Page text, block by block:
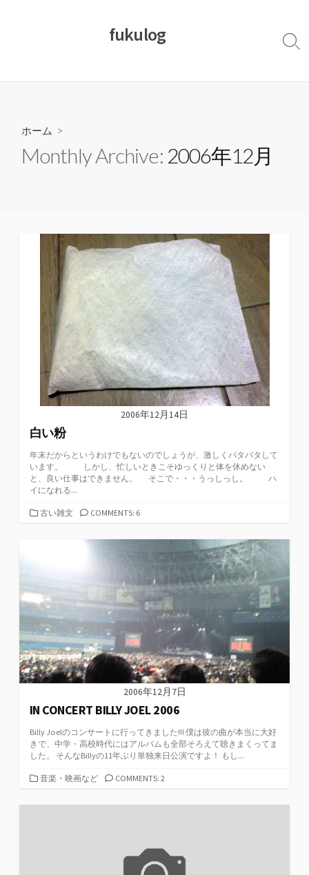
fukulog
検
ホーム >
Monthly Archive: 2006年12月
2006年12月14日
白い粉
年末だからというわけでもないのでしょうが、激しくバタバタして
います。 しかし、忙しいときこそゆっくりと体を休めない
と、良い仕事はできません。 そこで・・・うっしっし。 ハ
イになれる...
カ古い雑文 COMMENTS: 6
2006年12月7日
IN CONCERT BILLY JOEL 2006
Billy Joelのコンサートに行ってきました!!! 僕は彼の曲が本当に大好
きで、中学・高校時代にはアルバムも全部そろえて聴きまくってま
した。 そんなBillyの11年ぶり単独来日公演ですよ！ もし...
カ
ゴ
音楽・映画など COMMENTS: 2